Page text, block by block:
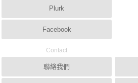
Plurk
Facebook
Contact
聯絡我們